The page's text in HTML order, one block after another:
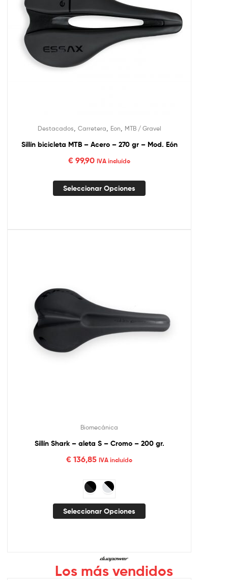
Destacados Carretera Eon MTB / Gravel
Sillín bicicleta MTB – Acero – 270 gr – Mod. Eón
€ 99,90 IVA incluído
Seleccionar Opciones
Biomecánica
Sillín Shark – aleta S – Cromo – 200 gr.
€ 136,85 IVA incluído
Seleccionar Opciones
Los más vendidos